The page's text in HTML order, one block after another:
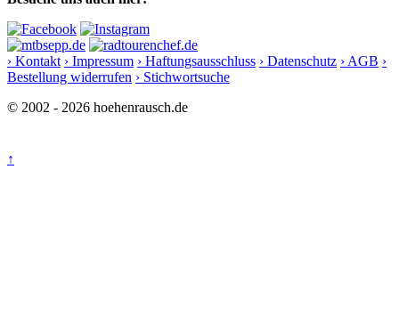
› Kontakt › Impressum › Haftungsausschluss › Datenschutz › AGB ›
Bestellung widerrufen › Stichwortsuche
© 2002 - 2026 hoehenrausch.de
↑